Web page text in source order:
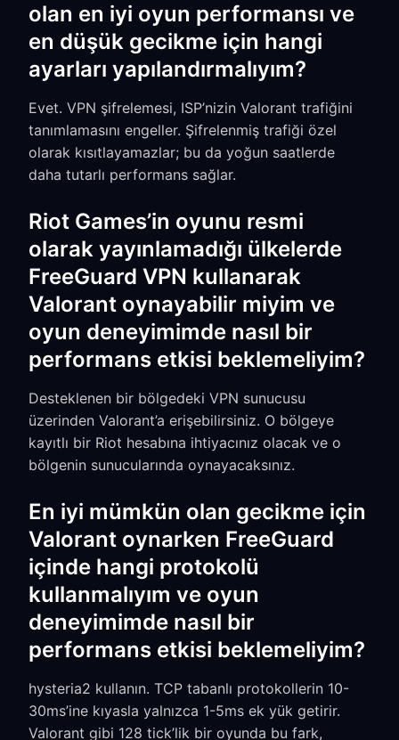
olan en iyi oyun performansı ve
en düşük gecikme için hangi
ayarları yapılandırmalıyım?
Evet. VPN şifrelemesi, ISP’nizin Valorant trafiğini
tanımlamasını engeller. Şifrelenmiş trafiği özel
olarak kısıtlayamazlar; bu da yoğun saatlerde
daha tutarlı performans sağlar.
Riot Games’in oyunu resmi
olarak yayınlamadığı ülkelerde
FreeGuard VPN kullanarak
Valorant oynayabilir miyim ve
oyun deneyimimde nasıl bir
performans etkisi beklemeliyim?
Desteklenen bir bölgedeki VPN sunucusu
üzerinden Valorant’a erişebilirsiniz. O bölgeye
kayıtlı bir Riot hesabına ihtiyacınız olacak ve o
bölgenin sunucularında oynayacaksınız.
En iyi mümkün olan gecikme için
Valorant oynarken FreeGuard
içinde hangi protokolü
kullanmalıyım ve oyun
deneyimimde nasıl bir
performans etkisi beklemeliyim?
hysteria2 kullanın. TCP tabanlı protokollerin 10-
30ms’ine kıyasla yalnızca 1-5ms ek yük getirir.
Valorant gibi 128 tick’lik bir oyunda bu fark,